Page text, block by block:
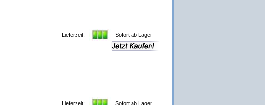
Lieferzeit:
Sofort ab Lager
Lieferzeit:
Sofort ab Lager